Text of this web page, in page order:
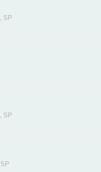
, SP
, SP
SP